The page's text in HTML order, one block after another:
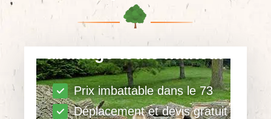
abattage toute hauteur
Prix imbattable dans le 73
Déplacement et devis gratuit